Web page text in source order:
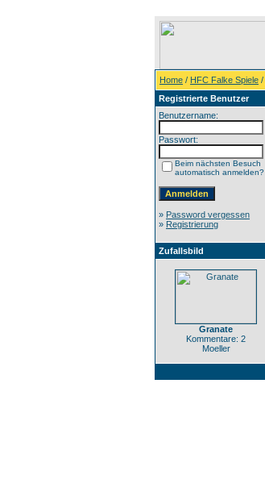
Home / HFC Falke Spiele /
Registrierte Benutzer
Benutzername:
Passwort:
Beim nächsten Besuch
automatisch anmelden?
» Password vergessen
» Registrierung
Zufallsbild
Granate
Kommentare: 2
Moeller